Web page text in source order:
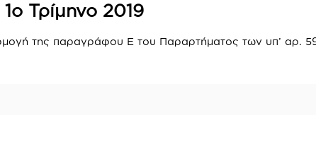
Τρίμηνο 2019
της παραγράφου Ε του Παραρτήματος των υπ’ αρ.